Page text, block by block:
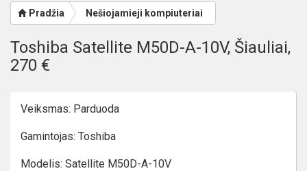
Pradžia Nešiojamieji kompiuteriai
Toshiba Satellite M50D-A-10V, Šiauliai,
270 €
Veiksmas: Parduoda
Gamintojas: Toshiba
Modelis: Satellite M50D-A-10V